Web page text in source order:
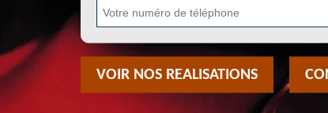
VOIR NOS REALISATIONS